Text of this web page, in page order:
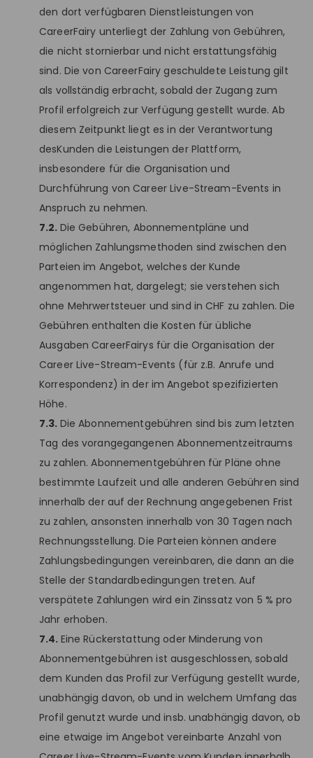
den dort verfügbaren Dienstleistungen von
CareerFairy unterliegt der Zahlung von Gebühren,
die nicht stornierbar und nicht erstattungsfähig
sind. Die von CareerFairy geschuldete Leistung gilt
als vollständig erbracht, sobald der Zugang zum
Profil erfolgreich zur Verfügung gestellt wurde. Ab
diesem Zeitpunkt liegt es in der Verantwortung
desKunden die Leistungen der Plattform,
insbesondere für die Organisation und
Durchführung von Career Live-Stream-Events in
Anspruch zu nehmen.
7.2. Die Gebühren, Abonnementpläne und
möglichen Zahlungsmethoden sind zwischen den
Parteien im Angebot, welches der Kunde
angenommen hat, dargelegt; sie verstehen sich
ohne Mehrwertsteuer und sind in CHF zu zahlen. Die
Gebühren enthalten die Kosten für übliche
Ausgaben CareerFairys für die Organisation der
Career Live-Stream-Events (für z.B. Anrufe und
Korrespondenz) in der im Angebot spezifizierten
Höhe.
7.3. Die Abonnementgebühren sind bis zum letzten
Tag des vorangegangenen Abonnementzeitraums
zu zahlen. Abonnementgebühren für Pläne ohne
bestimmte Laufzeit und alle anderen Gebühren sind
innerhalb der auf der Rechnung angegebenen Frist
zu zahlen, ansonsten innerhalb von 30 Tagen nach
Rechnungsstellung. Die Parteien können andere
Zahlungsbedingungen vereinbaren, die dann an die
Stelle der Standardbedingungen treten. Auf
verspätete Zahlungen wird ein Zinssatz von 5 % pro
Jahr erhoben.
7.4. Eine Rückerstattung oder Minderung von
Abonnementgebühren ist ausgeschlossen, sobald
dem Kunden das Profil zur Verfügung gestellt wurde,
unabhängig davon, ob und in welchem Umfang das
Profil genutzt wurde und insb. unabhängig davon, ob
eine etwaige im Angebot vereinbarte Anzahl von